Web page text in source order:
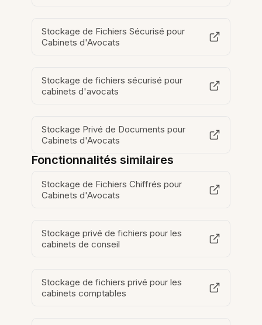
Stockage de Fichiers Sécurisé pour
Cabinets d'Avocats
Stockage de fichiers sécurisé pour
cabinets d'avocats
Stockage Privé de Documents pour
Cabinets d'Avocats
Fonctionnalités similaires
Stockage de Fichiers Chiffrés pour
Cabinets d'Avocats
Stockage privé de fichiers pour les
cabinets de conseil
Stockage de fichiers privé pour les
cabinets comptables